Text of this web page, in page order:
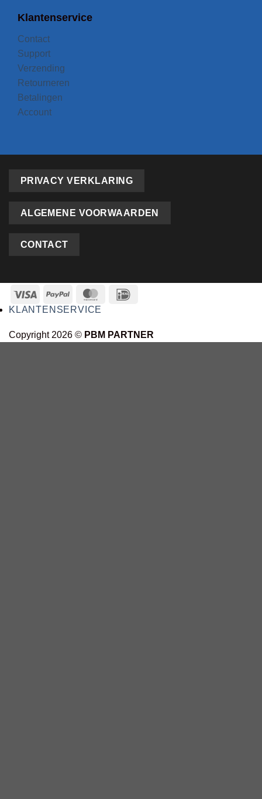
Klantenservice
Contact
Support
Verzending
Retourneren
Betalingen
Account
PRIVACY VERKLARING
ALGEMENE VOORWAARDEN
CONTACT
KLANTENSERVICE
Copyright 2026 © PBM PARTNER